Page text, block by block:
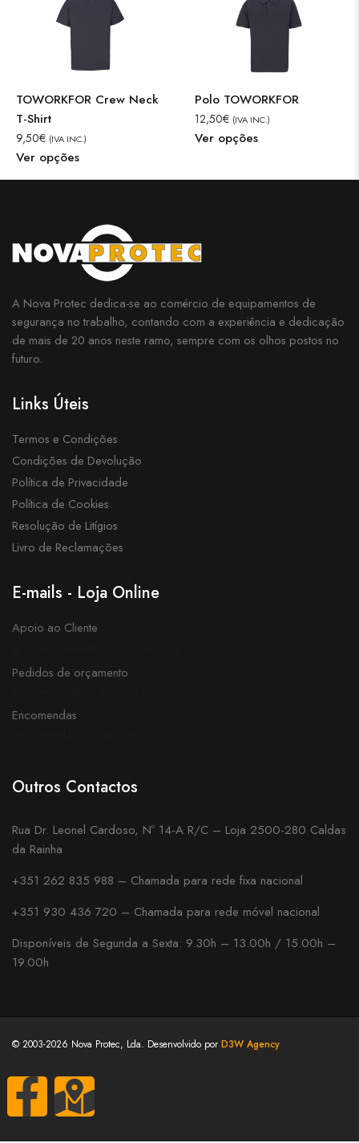
TOWORKFOR Crew Neck
T-Shirt
9,50€ (IVA INC.)
Ver opções
Polo TOWORKFOR
12,50€ (IVA INC.)
Ver opções
A Nova Protec dedica-se ao comércio de equipamentos de
segurança no trabalho, contando com a experiência e dedicação
de mais de 20 anos neste ramo, sempre com os olhos postos no
futuro.
Links Úteis
Termos e Condições
Condições de Devolução
Política de Privacidade
Política de Cookies
Resolução de Litígios
Livro de Reclamações
E-mails - Loja Online
Apoio ao Cliente
Pedidos de orçamento
Encomendas
Outros Contactos
Rua Dr. Leonel Cardoso, Nº 14-A R/C – Loja 2500-280 Caldas
da Rainha
+351 262 835 988 – Chamada para rede fixa nacional
+351 930 436 720 – Chamada para rede móvel nacional
Disponíveis de Segunda a Sexta: 9.30h – 13.00h / 15.00h –
19.00h
© 2003-2026 Nova Protec, Lda. Desenvolvido por D3W Agency